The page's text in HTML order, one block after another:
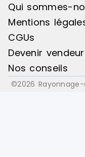
Qui sommes-
Mentions
CGUs
Devenir vendeur
Nos conseils
©2026